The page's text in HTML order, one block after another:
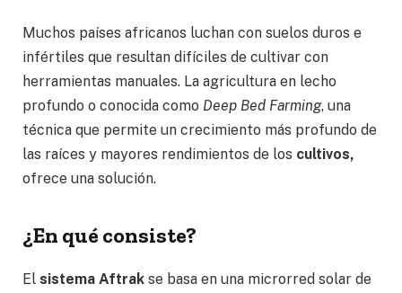
Muchos países africanos luchan con suelos duros e
infértiles que resultan difíciles de cultivar con
herramientas manuales. La agricultura en lecho
profundo o conocida como Deep Bed Farming, una
técnica que permite un crecimiento más profundo de
las raíces y mayores rendimientos de los cultivos,
ofrece una solución.
¿En qué consiste?
El sistema Aftrak se basa en una microrred solar de